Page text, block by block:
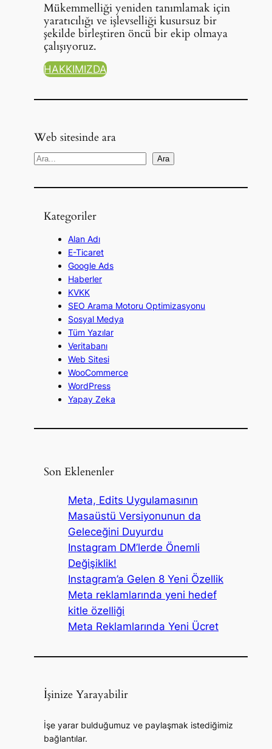
Mükemmelliği yeniden tanımlamak için
yaratıcılığı ve işlevselliği kusursuz bir
şekilde birleştiren öncü bir ekip olmaya
çalışıyoruz.
HAKKIMIZDA
Web sitesinde ara
A
a
Ara
Kategoriler
Alan Adı
E-Ticaret
Google Ads
Haberler
KVKK
SEO Arama Motoru Optimizasyonu
Sosyal Medya
Tüm Yazılar
Veritabanı
Web Sitesi
WooCommerce
WordPress
Yapay Zeka
Son Eklenenler
Meta, Edits Uygulamasının
Masaüstü Versiyonunun da
Geleceğini Duyurdu
Instagram DM’lerde Önemli
Değişiklik!
Instagram’a Gelen 8 Yeni Özellik
Meta reklamlarında yeni hedef
kitle özelliği
Meta Reklamlarında Yeni Ücret
İşinize Yarayabilir
İşe yarar bulduğumuz ve paylaşmak istediğimiz
bağlantılar.